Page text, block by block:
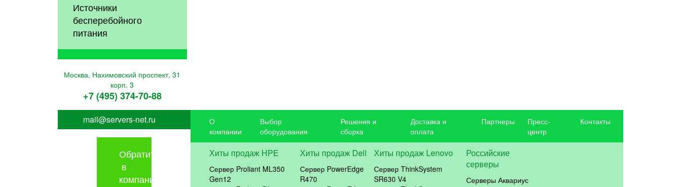
Источники
бесперебойного
питания
Москва, Нахимовский проспект, 31
корп. 3
+7 (495) 374-70-88
mail@servers-net.ru
Обратиться
в
компанию
О
компании
Выбор
оборудования
Решения и
сборка
Доставка и
оплата
Партнеры
Пресс-
центр
Контакты
Хиты продаж HPE
Сервер Proliant ML350
Gen12
Хиты продаж Dell
Сервер PowerEdge
R470
Хиты продаж Lenovo
Сервер ThinkSystem
SR630 V4
Российские
серверы
Серверы Аквариус